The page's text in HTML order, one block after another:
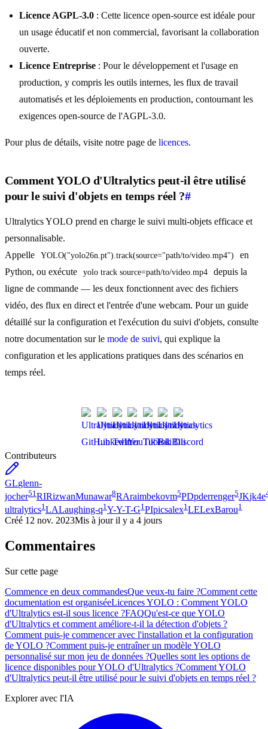
Licence AGPL-3.0 : Cette licence open-source est idéale pour
un usage éducatif et non commercial, favorisant la collaboration
ouverte.
Licence Entreprise : Pour le développement et l'usage en
production, y compris les outils internes, les flux de travail
automatisés et les déploiements en production, contournant les
exigences open-source de l'AGPL-3.0.
Pour plus de détails, visite notre page de licences.
Comment YOLO d'Ultralytics peut-il être utilisé
pour le suivi d'objets en temps réel ?#
Ultralytics YOLO prend en charge le suivi multi-objets efficace et
personnalisable.
Appelle
YOLO("yolo26n.pt").track(source="path/to/video.mp4")
en
Python, ou exécute
yolo track source=path/to/video.mp4
depuis la
ligne de commande — les deux fonctionnent avec des fichiers
vidéo, des flux en direct et l'entrée d'une webcam. Pour un guide
détaillé sur la configuration et l'exécution du suivi d'objets, consulte
notre documentation sur le mode de suivi, qui explique la
configuration et les applications pratiques dans des scénarios en
temps réel.
Contributeurs
GLglenn-
jocher51 RIRizwanMunawar8RAraimbekovm5PDpderrenger5JKjk4e
ultralytics1 LALaughing-q1 Y-Y-T-G1 PIpicsalex1 LELexBarou1
Créé 12 nov. 2023Mis à jour il y a 4 jours
Commentaires
Sur cette page
Commence en deux commandesQue veux-tu faire ?Comment cette
documentation est organiséeLicences YOLO : Comment YOLO
d'Ultralytics est-il sous licence ?FAQQu'est-ce que YOLO
d'Ultralytics et comment améliore-t-il la détection d'objets ?
Comment puis-je commencer avec l'installation et la configuration
de YOLO ?Comment puis-je entraîner un modèle YOLO
personnalisé sur mon jeu de données ?Quelles sont les options de
licence disponibles pour YOLO d'Ultralytics ?Comment YOLO
d'Ultralytics peut-il être utilisé pour le suivi d'objets en temps réel ?
Explorer avec l'IA